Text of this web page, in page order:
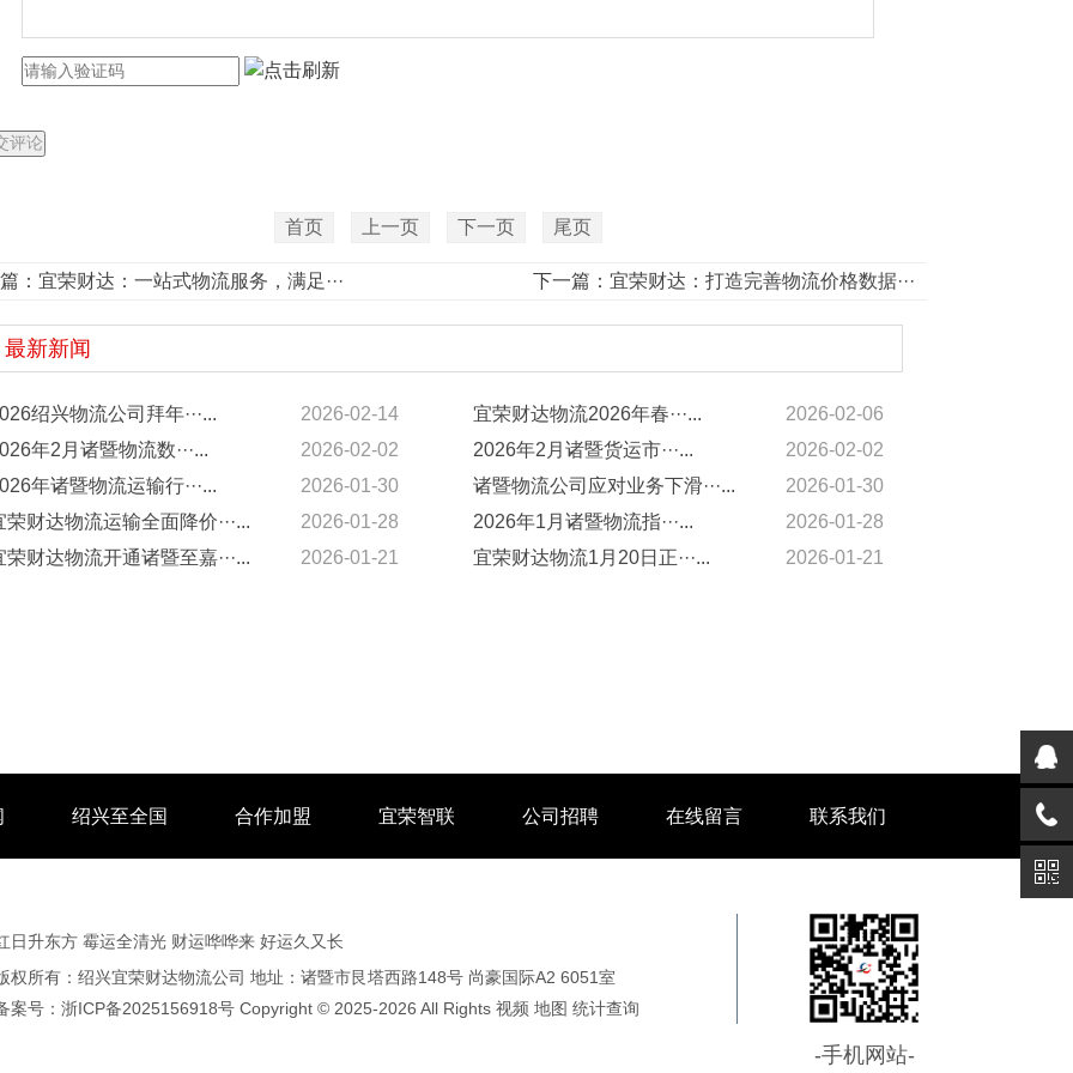
首页 上一页 下一页 尾页
： 宜荣财达：一站式物流服务，满足··· 下一篇： 宜荣财达：打造完善物流价格数据···
最新新闻
绍兴物流公司拜年···... 2026-02-14 宜荣财达物流2026年春···...
2026-02-06
年2月诸暨物流数···...
2026-02-02 2026年2月诸暨货运市···...
2026-02-02
年诸暨物流运输行···...
2026-01-30 诸暨物流公司应对业务下滑···...
2026-01-30
荣财达物流运输全面降价···...
2026-01-28 2026年1月诸暨物流指···...
2026-01-28
荣财达物流开通诸暨至嘉···...
2026-01-21 宜荣财达物流1月20日正···... 2026-01-21
绍兴至全国 合作加盟 宜荣智联 公司招聘 在线留言 联系我们
日升东方 霉运全清光 财运哗哗来 好运久又长
权所有：绍兴宜荣财达物流公司 地址：诸暨市艮塔西路148号 尚豪国际A2 6051室
案号： 浙ICP备2025156918号 Copyright © 2025-2026 All Rights 视频 地图 统计查询
-手机网站-